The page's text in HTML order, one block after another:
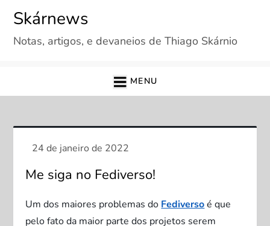
content
Skárnews
Notas, artigos, e devaneios de Thiago Skárnio
MENU
Me siga no Fediverso!
Um dos maiores problemas do Fediversoé que
pelo fato da maior parte dos projetos serem